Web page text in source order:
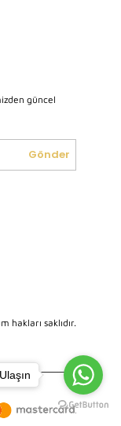
güncel
Gönder
hakları saklıdır.